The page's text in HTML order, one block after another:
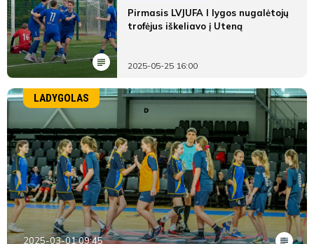
Pirmasis LVJUFA I lygos nugalėtojų
trofėjus iškeliavo į Uteną
2025-05-25 16:00
LADYGOLAS
2025-03-01 09:45